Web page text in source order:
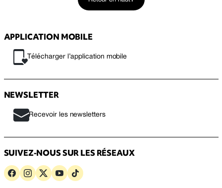
APPLICATION MOBILE
Télécharger l’application mobile
NEWSLETTER
Recevoir les newsletters
SUIVEZ-NOUS SUR LES RÉSEAUX